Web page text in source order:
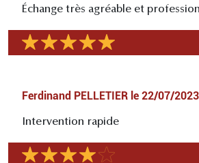
Échange très agréable et
Ferdinand PELLETIER le 22/07/2023
Intervention rapide